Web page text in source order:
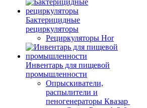
Бактерицидные
рециркуляторы
Рециркуляторы Hor
Инвентарь для пищевой
промышленности
Опрыскиватели,
распылители и
пеногенераторы Квазар